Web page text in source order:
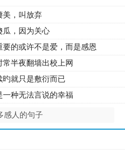
美，叫放弃
瓜，因为关心
的或许不是爱，而是感恩
半夜翻墙出校上网
旳就只是敷衍而已
一种无法言说的幸福
感人的句子